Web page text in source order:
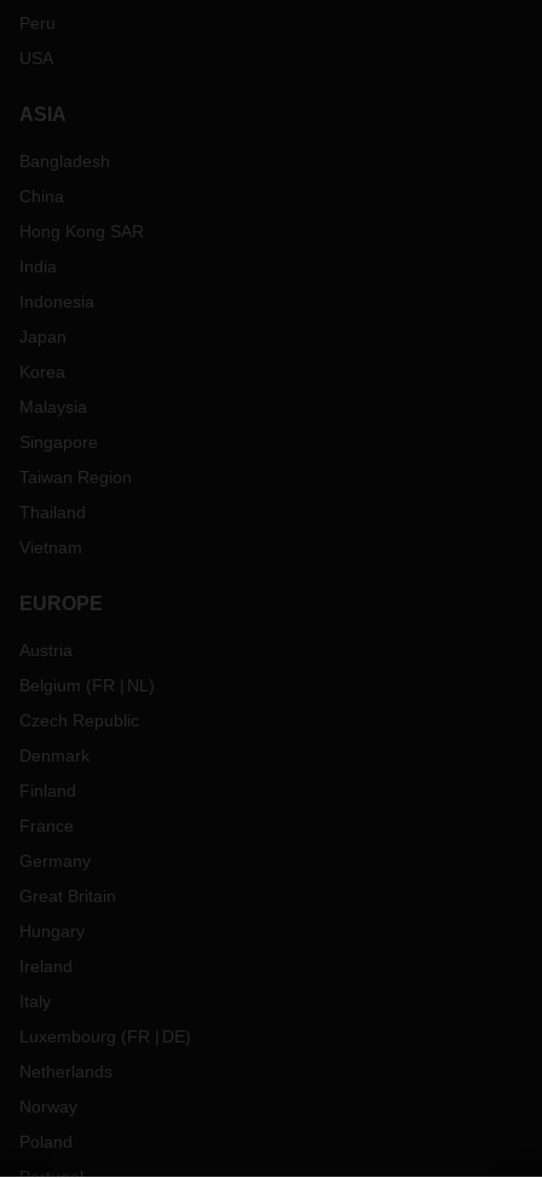
Peru
USA
ASIA
Bangladesh
China
Hong Kong SAR
India
Indonesia
Japan
Korea
Malaysia
Singapore
Taiwan Region
Thailand
Vietnam
EUROPE
Austria
Belgium (FR NL )
Czech Republic
Denmark
Finland
France
Germany
Great Britain
Hungary
Ireland
Italy
Luxembourg (FR DE)
Netherlands
Norway
Poland